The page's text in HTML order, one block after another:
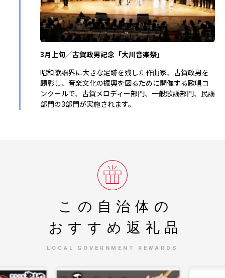
3月上旬／古賀政男記念「大川音楽祭」
昭和歌謡界に大きな足跡を残した作曲家、古賀政男を
顕彰し、音楽文化の振興を図るために開催する歌唱コ
ンクールで、古賀メロディー部門、一般歌謡部門、民謡
部門の3部門が実施されます。
この自治体の
おすすめ返礼品
LOCAL GOVERNMENT REWARDS